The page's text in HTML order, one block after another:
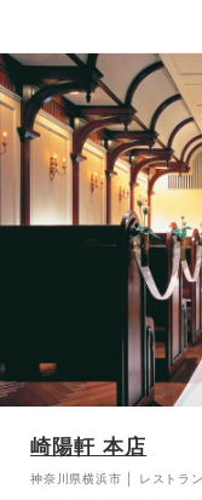
崎陽軒 本店
神奈川県横浜市 │ レストラン